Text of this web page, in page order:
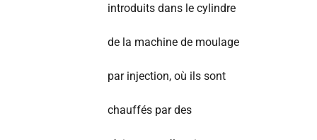
introduits dans le cylindre
de la machine de moulage
par injection, où ils sont
chauffés par des